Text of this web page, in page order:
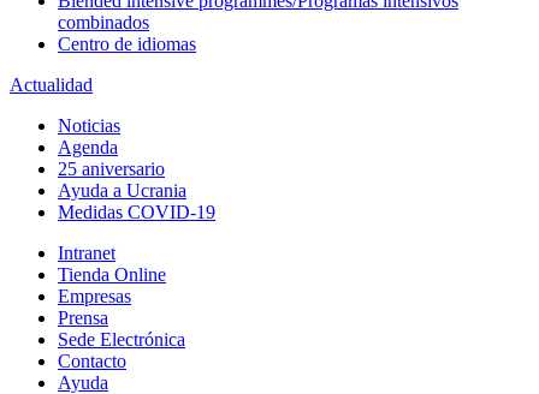
combinados
Centro de idiomas
Actualidad
Noticias
Agenda
25 aniversario
Ayuda a Ucrania
Medidas COVID-19
Intranet
Tienda Online
Empresas
Prensa
Sede Electrónica
Contacto
Ayuda